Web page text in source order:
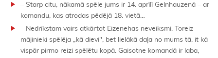
– Starp citu, nākamā spēle jums ir 14. aprīlī Gelnhauzenā – ar
komandu, kas atrodas pēdējā 18. vietā…
– Nedrīkstam vairs atkārtot Eizenehas neveiksmi. Toreiz
mājinieki spēlēja „kā dievi", bet lielākā daļa no mums tā, it kā
vispār pirmo reizi spēlētu kopā. Gaisotne komandā ir laba,